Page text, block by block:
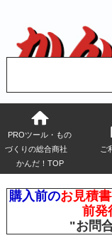
PROツール・もの
づくりの総合商社
かんだ！TOP
ご
購入前のお見積
前発
"お問